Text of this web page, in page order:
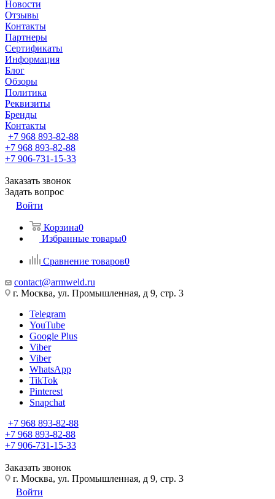
Новости
Отзывы
Контакты
Партнеры
Сертификаты
Информация
Блог
Обзоры
Политика
Реквизиты
Бренды
Контакты
+7 968 893-82-88
+7 968 893-82-88
+7 906-731-15-33
Заказать звонок
Задать вопрос
Войти
Корзина0
Избранные товары0
Сравнение товаров0
contact@armweld.ru
г. Москва, ул. Промышленная, д 9, стр. 3
Telegram
YouTube
Google Plus
Viber
Viber
WhatsApp
TikTok
Pinterest
Snapchat
+7 968 893-82-88
+7 968 893-82-88
+7 906-731-15-33
Заказать звонок
г. Москва, ул. Промышленная, д 9, стр. 3
Войти